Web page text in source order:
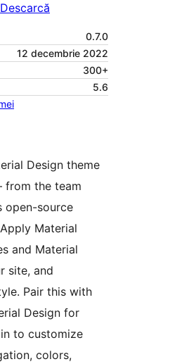
Descarcă
0.7.0
12 decembrie 2022
300+
5.6
Design theme
from the team
open-source
Material
and Material
site, and
Pair this with
Design for
to customize
colors,